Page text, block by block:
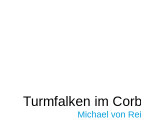
Turmfalken im
Michael von